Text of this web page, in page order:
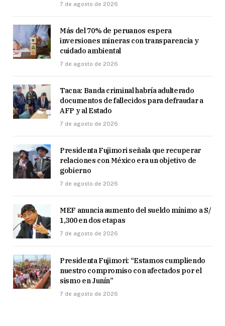
7 de agosto de 2026
Más del 70% de peruanos espera
inversiones mineras con transparencia y
cuidado ambiental
7 de agosto de 2026
Tacna: Banda criminal habría adulterado
documentos de fallecidos para defraudar a
AFP y al Estado
7 de agosto de 2026
Presidenta Fujimori señala que recuperar
relaciones con México era un objetivo de
gobierno
7 de agosto de 2026
MEF anuncia aumento del sueldo mínimo a S/
1,300 en dos etapas
7 de agosto de 2026
Presidenta Fujimori: “Estamos cumpliendo
nuestro compromiso con afectados por el
sismo en Junín”
7 de agosto de 2026